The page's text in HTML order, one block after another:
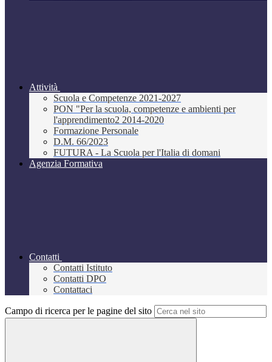
Attività
Scuola e Competenze 2021-2027
PON "Per la scuola, competenze e ambienti per
l'apprendimento2 2014-2020
Formazione Personale
D.M. 66/2023
FUTURA - La Scuola per l'Italia di domani
Agenzia Formativa
Contatti
Contatti Istituto
Contatti DPO
Contattaci
Campo di ricerca per le pagine del sito